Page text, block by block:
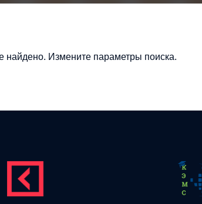
найдено. Измените параметры поиска.